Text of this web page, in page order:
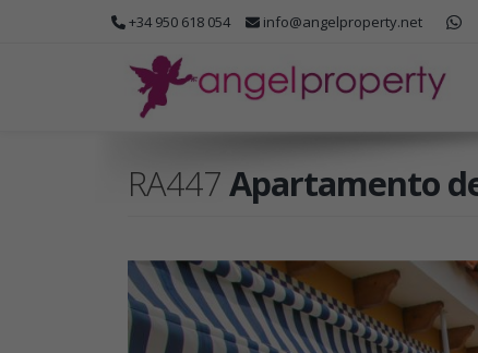
+34 950 618 054 info@angelproperty.net
RA447Apartamento